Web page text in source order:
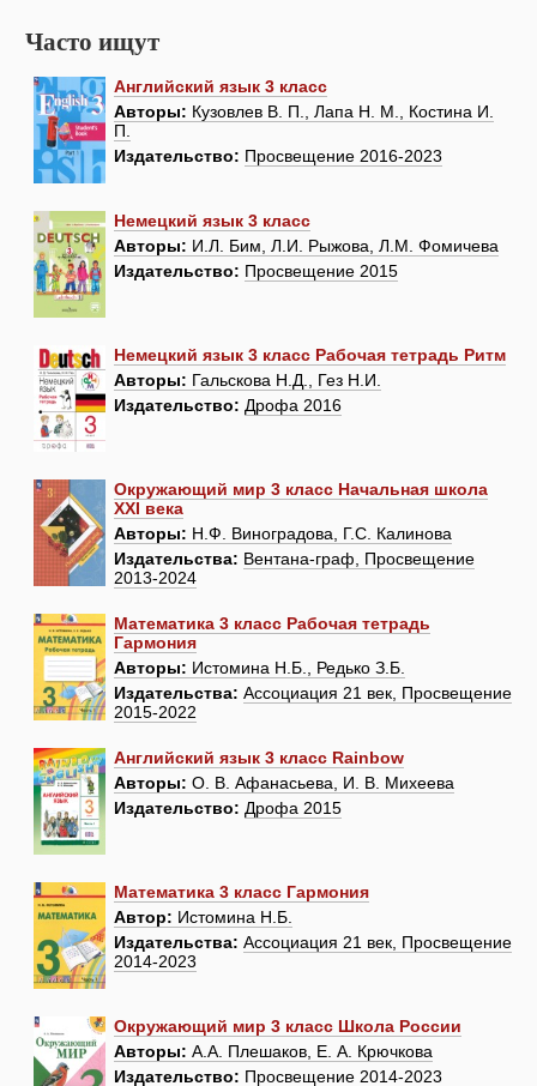
Часто ищут
Английский язык 3 класс
Авторы: Кузовлев В. П., Лапа Н. М., Костина И.
П.
Издательство: Просвещение 2016-2023
Немецкий язык 3 класс
Авторы: И.Л. Бим, Л.И. Рыжова, Л.М. Фомичева
Издательство: Просвещение 2015
Немецкий язык 3 класс Рабочая тетрадь Ритм
Авторы: Гальскова Н.Д., Гез Н.И.
Издательство: Дрофа 2016
Окружающий мир 3 класс Начальная школа
XXI века
Авторы: Н.Ф. Виноградова, Г.С. Калинова
Издательства: Вентана-граф, Просвещение
2013-2024
Математика 3 класс Рабочая тетрадь
Гармония
Авторы: Истомина Н.Б., Редько З.Б.
Издательства: Ассоциация 21 век, Просвещение
2015-2022
Английский язык 3 класс Rainbow
Авторы: О. В. Афанасьева, И. В. Михеева
Издательство: Дрофа 2015
Математика 3 класс Гармония
Автор: Истомина Н.Б.
Издательства: Ассоциация 21 век, Просвещение
2014-2023
Окружающий мир 3 класс Школа России
Авторы: А.А. Плешаков, Е. А. Крючкова
Издательство: Просвещение 2014-2023